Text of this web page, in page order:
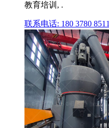
教育培训, .
联系电话: 180 3780 8511